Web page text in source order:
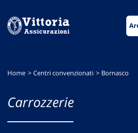
menu
contenuto
footer
Home Centri convenzionati Bornasco
Carrozzerie